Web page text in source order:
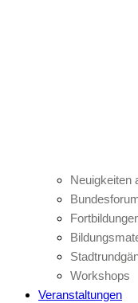
Neuigkeiten
Workshops
Veranstaltungen